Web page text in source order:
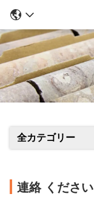
全カテゴリー
連絡 ください